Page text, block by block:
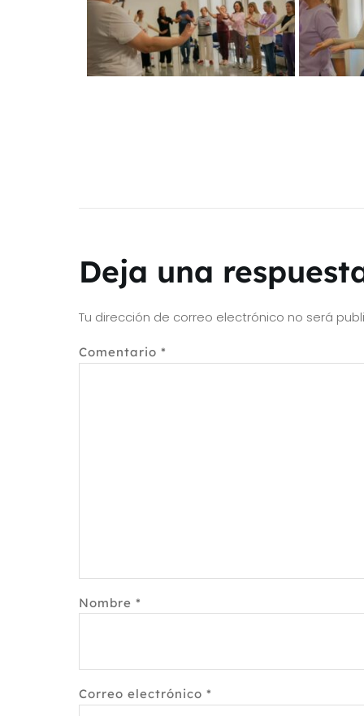
Deja una
Tu dirección de correo electrónico no será
Comentario *
Nombre *
Correo electrónico *